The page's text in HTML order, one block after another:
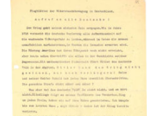
Flugblätter der Weissen
Rose – V, Januar 1943